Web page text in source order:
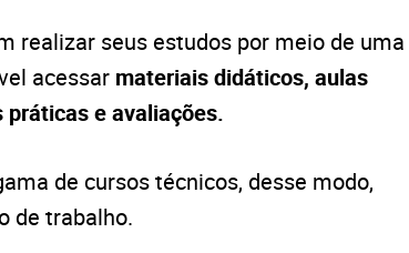
realizar seus estudos por meio de uma
acessar materiais didáticos, aulas
e avaliações.
de cursos técnicos, desse modo,
de trabalho.